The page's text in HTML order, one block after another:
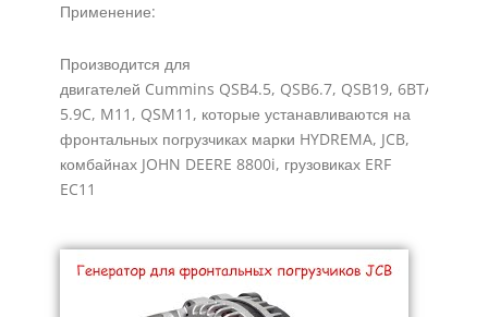
Применение:
Производится для
двигателей Cummins QSB4.5, QSB6.7, QSB19, 6BTAA,
5.9C, M11, QSM11, которые устанавливаются на
фронтальных погрузчиках марки HYDREMA, JCB,
комбайнах JOHN DEERE 8800i, грузовиках ERF
EC11